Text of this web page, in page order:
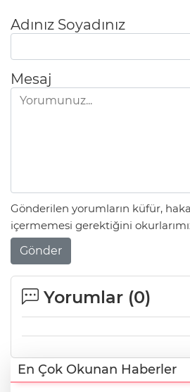
Adınız Soyadınız
Mesaj
Gönderilen yorumların küfür,
içermemesi gerektiğini
Gönder
Yorumlar (0)
En Çok Okunan Haberler